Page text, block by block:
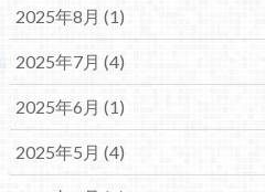
2025年8月 (1)
2025年7月 (4)
2025年6月 (1)
2025年5月 (4)